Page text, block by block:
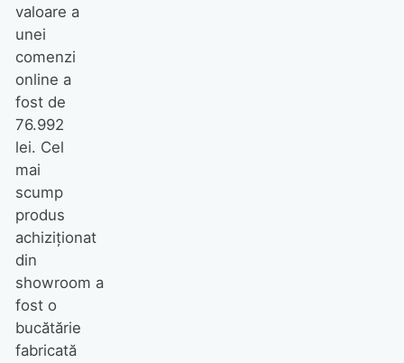
valoare a
unei
comenzi
online a
fost de
76.992
lei. Cel
mai
scump
produs
achiziționat
din
showroom a
fost o
bucătărie
fabricată